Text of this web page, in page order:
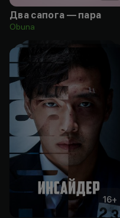
Два сапога — пара
Obuna
16+